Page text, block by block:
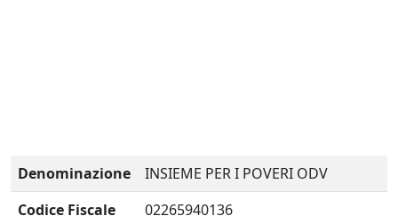
Denominazione
INSIEME PER I POVERI ODV
Codice Fiscale
02265940136